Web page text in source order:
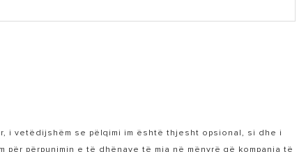
i vetëdijshëm se pëlqimi im është thjesht opsional, si dhe i
për përpunimin e të dhënave të mia në mënyrë që kompania të